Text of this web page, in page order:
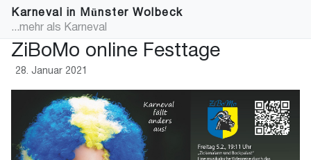
Karneval in Münster Wolbeck
...mehr als Karneval
ZiBoMo online Festtage
28. Januar 2021